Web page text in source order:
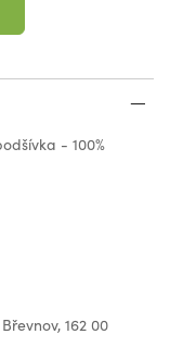
- 100%
162 00